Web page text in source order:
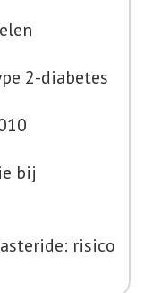
2-diabetes
bij
risico